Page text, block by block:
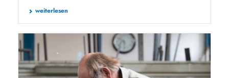
weiterlesen